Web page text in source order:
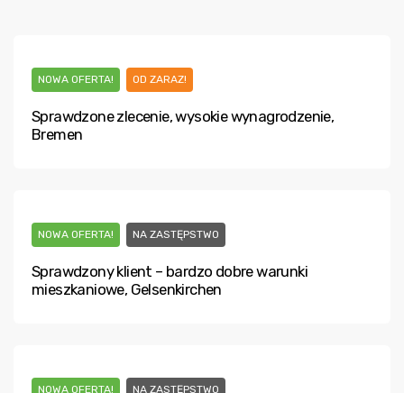
NOWA OFERTA! OD ZARAZ!
Sprawdzone zlecenie, wysokie wynagrodzenie,
Bremen
NOWA OFERTA! NA ZASTĘPSTWO
Sprawdzony klient – bardzo dobre warunki
mieszkaniowe, Gelsenkirchen
NOWA OFERTA! NA ZASTĘPSTWO